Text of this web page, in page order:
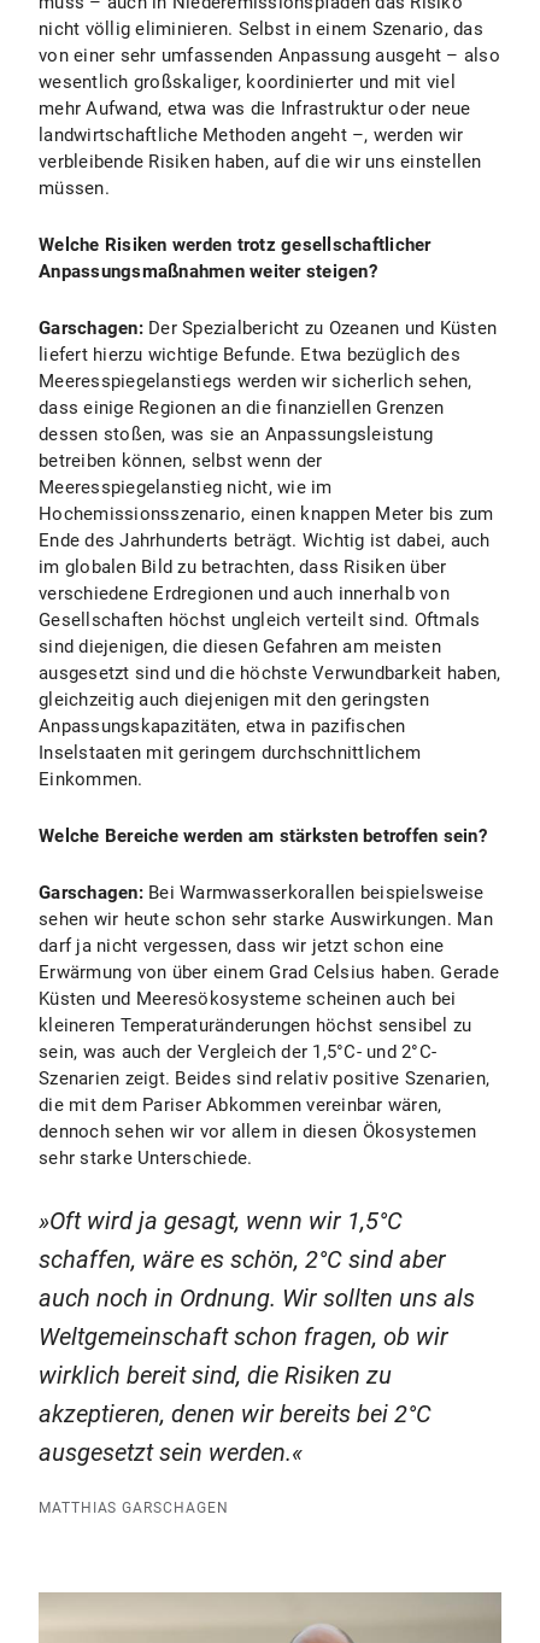
nicht völlig eliminieren. Selbst in einem Szenario, das
von einer sehr umfassenden Anpassung ausgeht – also
wesentlich großskaliger, koordinierter und mit viel
mehr Aufwand, etwa was die Infrastruktur oder neue
landwirtschaftliche Methoden angeht –, werden wir
verbleibende Risiken haben, auf die wir uns einstellen
müssen.
Welche Risiken werden trotz gesellschaftlicher
Anpassungsmaßnahmen weiter steigen?
Garschagen:Der Spezialbericht zu Ozeanen und Küsten
liefert hierzu wichtige Befunde. Etwa bezüglich des
Meeresspiegelanstiegs werden wir sicherlich sehen,
dass einige Regionen an die finanziellen Grenzen
dessen stoßen, was sie an Anpassungsleistung
betreiben können, selbst wenn der
Meeresspiegelanstieg nicht, wie im
Hochemissionsszenario, einen knappen Meter bis zum
Ende des Jahrhunderts beträgt. Wichtig ist dabei, auch
im globalen Bild zu betrachten, dass Risiken über
verschiedene Erdregionen und auch innerhalb von
Gesellschaften höchst ungleich verteilt sind. Oftmals
sind diejenigen, die diesen Gefahren am meisten
ausgesetzt sind und die höchste Verwundbarkeit haben,
gleichzeitig auch diejenigen mit den geringsten
Anpassungskapazitäten, etwa in pazifischen
Inselstaaten mit geringem durchschnittlichem
Einkommen.
Welche Bereiche werden am stärksten betroffen sein?
Garschagen:Bei Warmwasserkorallen beispielsweise
sehen wir heute schon sehr starke Auswirkungen. Man
darf ja nicht vergessen, dass wir jetzt schon eine
Erwärmung von über einem Grad Celsius haben. Gerade
Küsten und Meeresökosysteme scheinen auch bei
kleineren Temperaturänderungen höchst sensibel zu
sein, was auch der Vergleich der 1,5°C- und 2°C-
Szenarien zeigt. Beides sind relativ positive Szenarien,
die mit dem Pariser Abkommen vereinbar wären,
dennoch sehen wir vor allem in diesen Ökosystemen
sehr starke Unterschiede.
Oft wird ja gesagt, wenn wir 1,5°C
schaffen, wäre es schön, 2°C sind aber
auch noch in Ordnung. Wir sollten uns als
Weltgemeinschaft schon fragen, ob wir
wirklich bereit sind, die Risiken zu
akzeptieren, denen wir bereits bei 2°C
ausgesetzt sein werden.
MATTHIAS GARSCHAGEN